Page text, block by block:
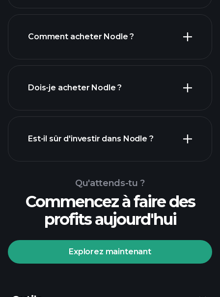
Comment acheter Nodle ?
courtier recommandé
Dois-je acheter Nodle ?
tournois Playtrade
analyses quotidiennes du marché
alimentées par l'IA
portefeuilles de milliardaires
Est-il sûr d'investir dans Nodle ?
tournois Playtrade
alimentées par l'IA
listes de
de milliardaires
Qu'attends-tu ?
Commencez à faire des
profits aujourd'hui
Explorez maintenant